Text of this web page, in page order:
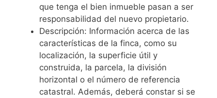
que tenga el bien inmueble pasan a ser
responsabilidad del nuevo propietario.
Descripción: Información acerca de las
características de la finca, como su
localización, la superficie útil y
construida, la parcela, la división
horizontal o el número de referencia
catastral. Además, deberá constar si se